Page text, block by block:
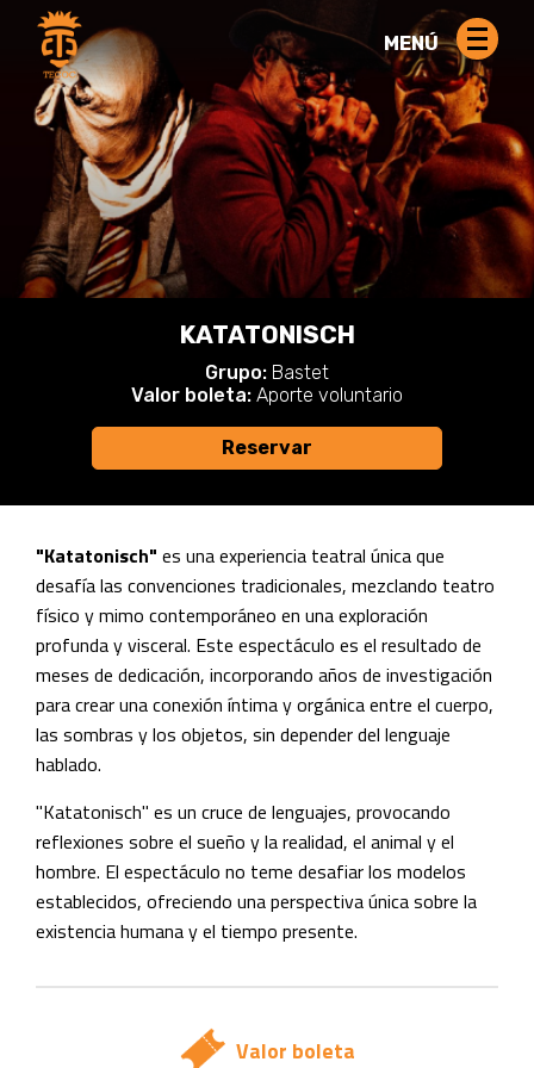
MENÚ
KATATONISCH
Grupo: Bastet
Valor boleta: Aporte voluntario
Reservar
"Katatonisch" es una experiencia teatral única que
desafía las convenciones tradicionales, mezclando teatro
físico y mimo contemporáneo en una exploración
profunda y visceral. Este espectáculo es el resultado de
meses de dedicación, incorporando años de investigación
para crear una conexión íntima y orgánica entre el cuerpo,
las sombras y los objetos, sin depender del lenguaje
hablado.
"Katatonisch" es un cruce de lenguajes, provocando
reflexiones sobre el sueño y la realidad, el animal y el
hombre. El espectáculo no teme desafiar los modelos
establecidos, ofreciendo una perspectiva única sobre la
existencia humana y el tiempo presente.
Valor boleta